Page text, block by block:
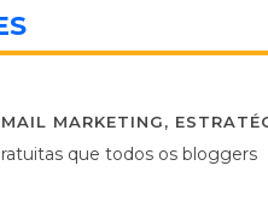
MARKETING,
que todos os bloggers